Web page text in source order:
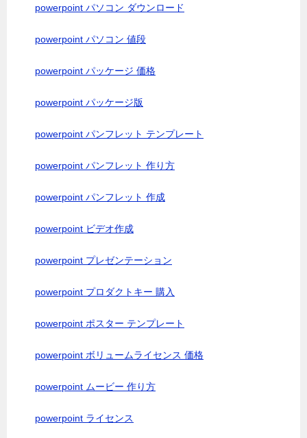
powerpoint パソコン ダウンロード
powerpoint パソコン 値段
powerpoint パッケージ 価格
powerpoint パッケージ版
powerpoint パンフレット テンプレート
powerpoint パンフレット 作り方
powerpoint パンフレット 作成
powerpoint ビデオ作成
powerpoint プレゼンテーション
powerpoint プロダクトキー 購入
powerpoint ポスター テンプレート
powerpoint ボリュームライセンス 価格
powerpoint ムービー 作り方
powerpoint ライセンス